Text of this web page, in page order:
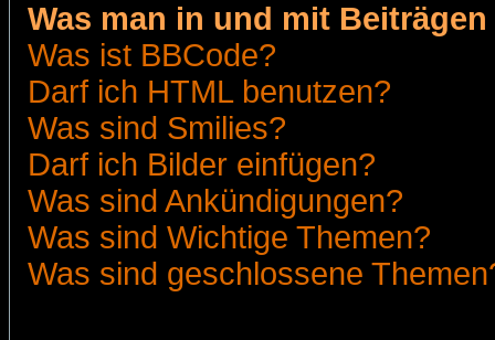
Was man in und mit
Was ist BBCode?
Darf ich HTML benutzen?
Was sind Smilies?
Darf ich Bilder einfügen?
Was sind Ankündigungen?
Was sind Wichtige Themen?
Was sind geschlossene